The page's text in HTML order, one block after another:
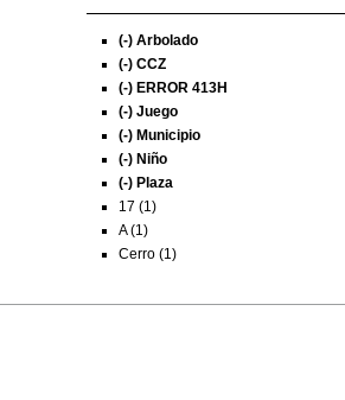
(-) Arbolado
(-) CCZ
(-) ERROR 413H
(-) Juego
(-) Municipio
(-) Niño
(-) Plaza
17 (1)
A (1)
Cerro (1)